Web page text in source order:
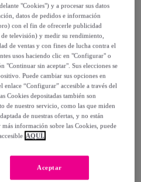
Wear
"Cookies") y a procesar sus datos
datos de pedidos e información
con el fin de ofrecerle publicidad
televisión) y medir su rendimiento,
de ventas y con fines de lucha contra el
usos haciendo clic en "Configurar" o
"Continuar sin aceptar". Sus elecciones se
Puede cambiar sus opciones en
“Configurar” accesible a través del
Cookies depositadas también son
de nuestro servicio, como las que miden
de nuestras ofertas, y no están
más información sobre las Cookies, puede
AQUÍ.
Aceptar